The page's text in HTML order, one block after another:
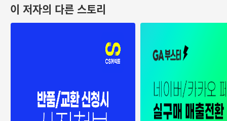
이 저자의 다른 스토리